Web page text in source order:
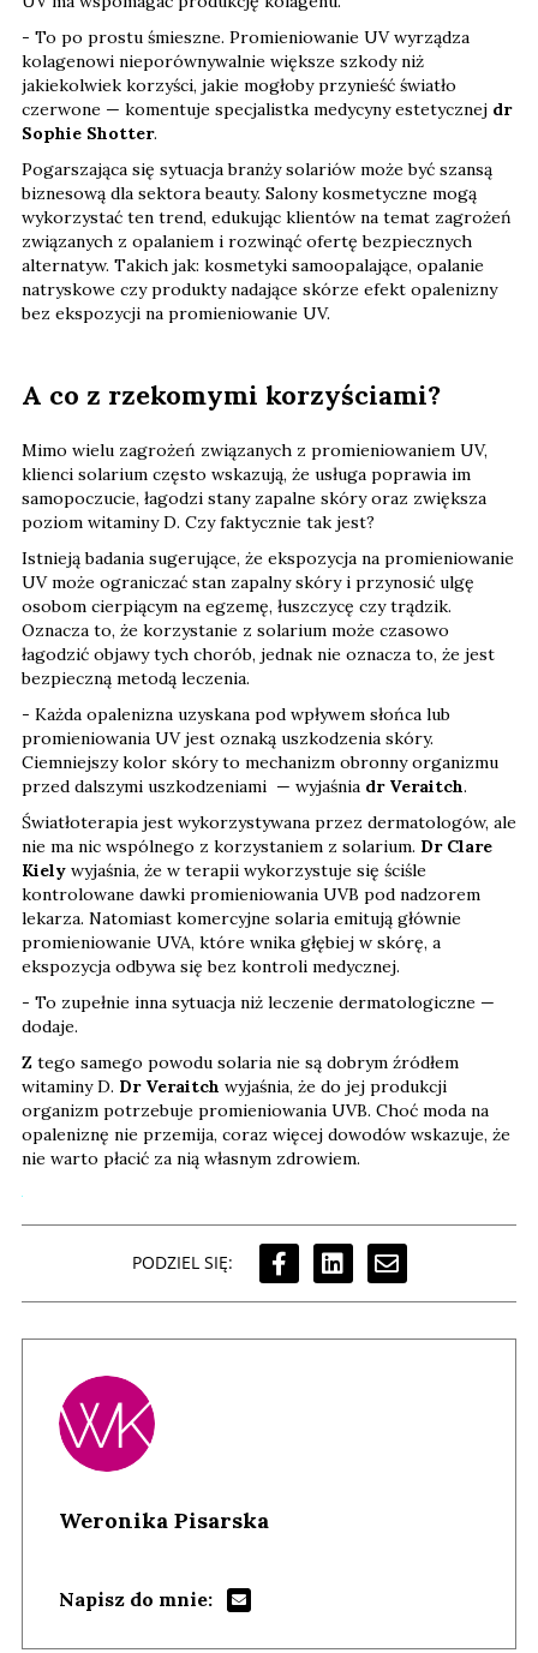
- To po prostu śmieszne. Promieniowanie UV wyrządza
kolagenowi nieporównywalnie większe szkody niż
jakiekolwiek korzyści, jakie mogłoby przynieść światło
czerwone — komentuje specjalistka medycyny estetycznej dr
Sophie Shotter.
Pogarszająca się sytuacja branży solariów może być szansą
biznesową dla sektora beauty. Salony kosmetyczne mogą
wykorzystać ten trend, edukując klientów na temat zagrożeń
związanych z opalaniem i rozwinąć ofertę bezpiecznych
alternatyw. Takich jak: kosmetyki samoopalające, opalanie
natryskowe czy produkty nadające skórze efekt opalenizny
bez ekspozycji na promieniowanie UV.
A co z rzekomymi korzyściami?
Mimo wielu zagrożeń związanych z promieniowaniem UV,
klienci solarium często wskazują, że usługa poprawia im
samopoczucie, łagodzi stany zapalne skóry oraz zwiększa
poziom witaminy D. Czy faktycznie tak jest?
Istnieją badania sugerujące, że ekspozycja na promieniowanie
UV może ograniczać stan zapalny skóry i przynosić ulgę
osobom cierpiącym na egzemę, łuszczycę czy trądzik.
Oznacza to, że korzystanie z solarium może czasowo
łagodzić objawy tych chorób, jednak nie oznacza to, że jest
bezpieczną metodą leczenia.
- Każda opalenizna uzyskana pod wpływem słońca lub
promieniowania UV jest oznaką uszkodzenia skóry.
Ciemniejszy kolor skóry to mechanizm obronny organizmu
przed dalszymi uszkodzeniami — wyjaśnia dr Veraitch.
Światłoterapia jest wykorzystywana przez dermatologów, ale
nie ma nic wspólnego z korzystaniem z solarium. Dr Clare
Kiely wyjaśnia, że w terapii wykorzystuje się ściśle
kontrolowane dawki promieniowania UVB pod nadzorem
lekarza. Natomiast komercyjne solaria emitują głównie
promieniowanie UVA, które wnika głębiej w skórę, a
ekspozycja odbywa się bez kontroli medycznej.
- To zupełnie inna sytuacja niż leczenie dermatologiczne —
dodaje.
Z tego samego powodu solaria nie są dobrym źródłem
witaminy D. Dr Veraitch wyjaśnia, że do jej produkcji
organizm potrzebuje promieniowania UVB. Choć moda na
opaleniznę nie przemija, coraz więcej dowodów wskazuje, że
nie warto płacić za nią własnym zdrowiem.
PODZIEL SIĘ:
Weronika Pisarska
Napisz do mnie: